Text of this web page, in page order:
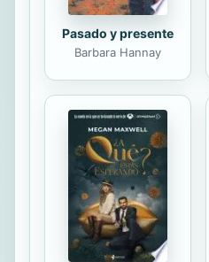
Pasado y presente
Barbara Hannay